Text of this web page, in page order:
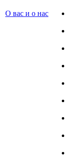
О вас и о нас